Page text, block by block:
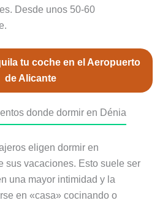
Desde unos 50-60
tu coche en el Aeropuerto
de Alicante
donde dormir en Dénia
eligen dormir en
sus vacaciones. Esto suele ser
una mayor intimidad y la
en «casa» cocinando o